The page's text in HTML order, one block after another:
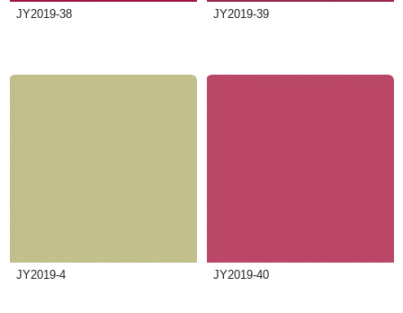
JY2019-38 JY2019-39
JY2019-4 JY2019-40